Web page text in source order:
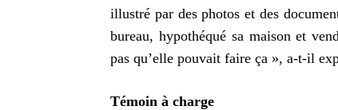
illustré par des photos et des
bureau, hypothéqué sa maison et
pas qu’elle pouvait faire ça », a-t-il
Témoin à charge